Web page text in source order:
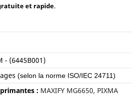
et rapide.
- (6445B001)
(selon la norme ISO/IEC 24711)
: MAXIFY MG6650, PIXMA